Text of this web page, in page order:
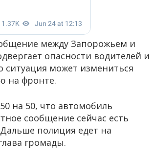
между Запорожьем и
опасности водителей и
ситуация может измениться
на фронте.
на 50, что автомобиль
сообщение сейчас есть
полиция едет на
громады.